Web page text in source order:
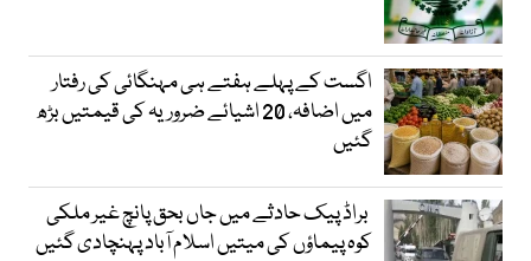
اگست کے پہلے ہفتے ہی مہنگائی کی رفتار
میں اضافہ، 20 اشیائے ضروریہ کی قیمتیں بڑھ
گئیں
براڈ پیک حادثے میں جاں بحق پانچ غیر ملکی
کوہ پیماؤں کی میتیں اسلام آباد پہنچادی گئیں